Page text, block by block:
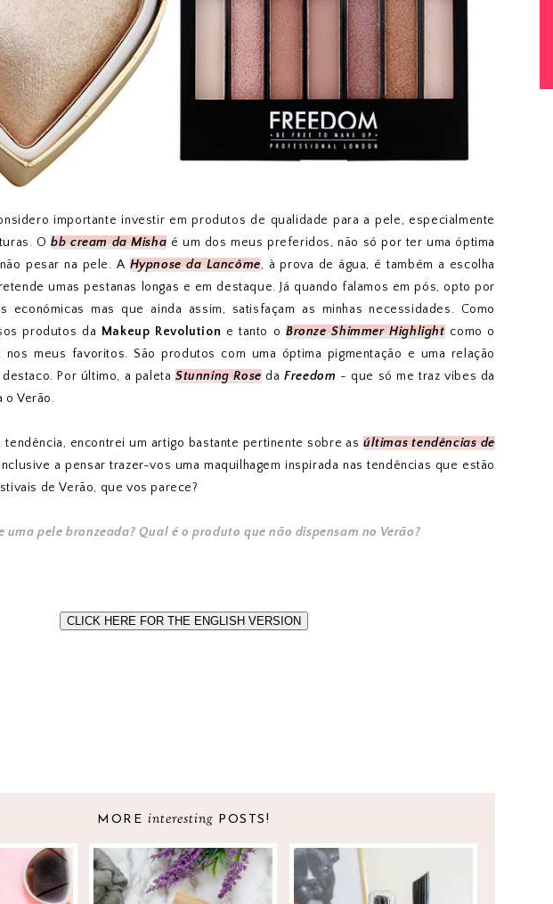
importante investir em produtos de qualidade para a pele, especialmente
Obb cream da Misha é um dos meus preferidos, não só por ter uma óptima
pesar na pele. A Hypnose da Lancôme, à prova de água, é também a escolha
umas pestanas longas e em destaque. Já quando falamos em pós, opto por
económicas mas que ainda assim, satisfaçam as minhas necessidades. Como
produtos da Makeup Revolution e tanto oBronze Shimmer Highlight como o
nos meus favoritos. São produtos com uma óptima pigmentação e uma relação
Por último, a paleta Stunning Rose daFreedom - que só me traz vibes da
o Verão.
tendência, encontrei um artigo bastante pertinente sobre as últimas tendências de
a pensar trazer-vos uma maquilhagem inspirada nas tendências que estão
de Verão, que vos parece?
uma pele bronzeada? Qual é o produto que não dispensam no Verão?
CLICK HERE FOR THE ENGLISH VERSION
MORE interesting POSTS!